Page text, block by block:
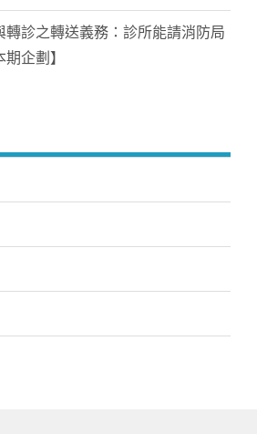
轉診之轉送義務：診所能請消防局
企劃】